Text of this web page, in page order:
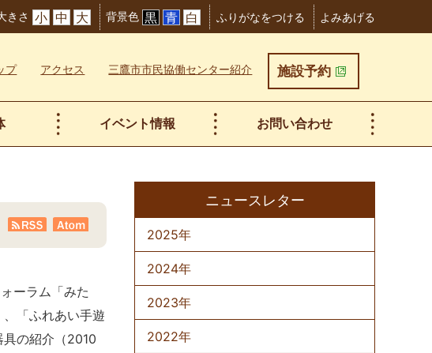
きさ 小 中 大 背景色 黒 青 白 ふりがなをつける よみあげる
プ アクセス 三鷹市市民協働センター紹介 施設予約
イベント情報 お問い合わせ
ーラム「みた
「ふれあい手遊
の紹介 （2010
ニュースレター
2025年
2024年
2023年
2022年